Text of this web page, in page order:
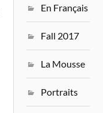
En Français
Fall 2017
La Mousse
Portraits